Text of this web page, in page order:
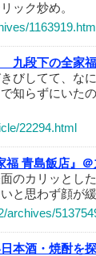
ック炒め。
九段下の全家福
びしてて、な
知らずにいた
22294.html
福 青島飯店』
のカリッとし
と思わず顔が
archives/
本酒・焼酎を